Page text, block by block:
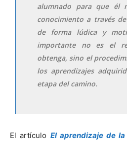
alumnado para que él
conocimiento a través
de forma lúdica y
importante no es el
obtenga, sino el
los aprendizajes
etapa del camino.
El artículo El aprendizaje de